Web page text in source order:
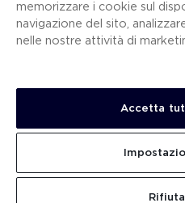
CONDIZIONI
CANALE PER
LAVORA
memorizzare i cookie sul
navigazione del sito,
nelle nostre attività di
Accetta